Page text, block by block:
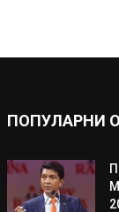
ПОПУЛАРНИ